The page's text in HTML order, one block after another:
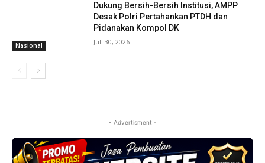
Nasional
Dukung Bersih-Bersih Institusi, AMPP
Desak Polri Pertahankan PTDH dan
Pidanakan Kompol DK
Juli 30, 2026
- Advertisment -